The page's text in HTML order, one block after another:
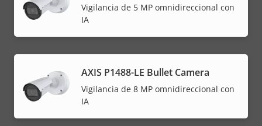
Vigilancia de 5 MP omnidireccional con
IA
AXIS P1488-LE Bullet Camera
Vigilancia de 8 MP omnidireccional con
IA